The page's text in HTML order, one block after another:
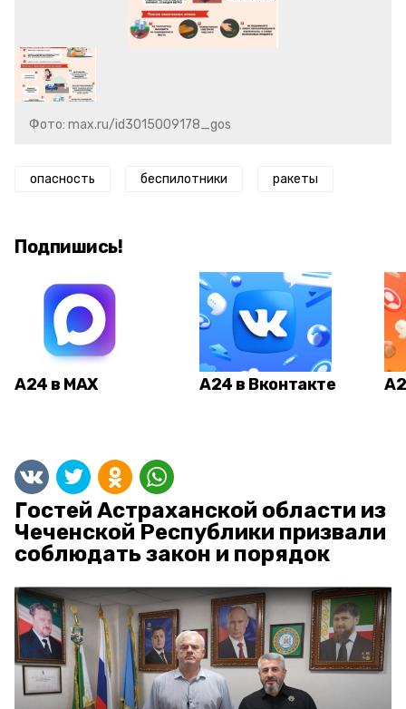
Фото: max.ru/id3015009178_gos
опасность беспилотники ракеты
Подпишись!
А24 в MAX А24 в Вконтакте
Гостей Астраханской области из
Чеченской Республики призвали
соблюдать закон и порядок